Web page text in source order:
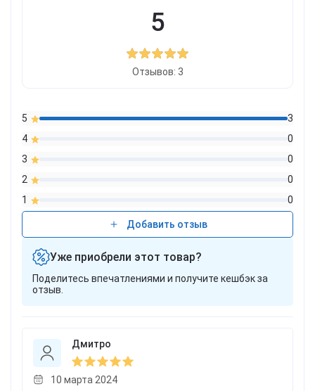
5
Отзывов: 3
5
3
4
0
3
0
2
0
1
0
Добавить отзыв
Уже приобрели этот товар?
Поделитесь впечатлениями и получите кешбэк за
отзыв.
Дмитро
10 марта 2024